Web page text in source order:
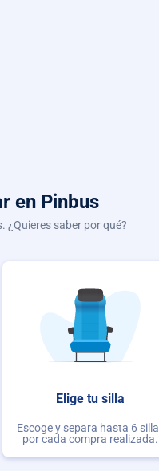
en Pinbus
¿Quieres saber por qué?
Elige tu silla
Escoge y separa hasta 6
por cada compra realizada.